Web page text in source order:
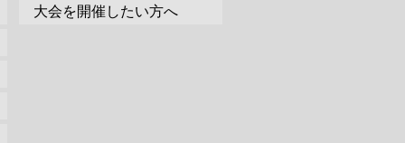
大会を開催したい方へ